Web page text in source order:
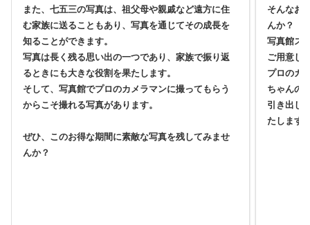
また、七五三の写真は、祖父母や親戚など遠方に住
む家族に送ることもあり、写真を通じてその成長を
知ることができます。
写真は長く残る思い出の一つであり、家族で振り返
るときにも大きな役割を果たします。
そして、写真館でプロのカメラマンに撮ってもらう
からこそ撮れる写真があります。
ぜひ、このお得な期間に素敵な写真を残してみませ
んか？
そんなお
んか？
写真館ス
ご用意し
プロのカ
ちゃんの
引き出し
たします